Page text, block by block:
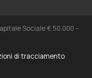
Sociale € 50.000 -
di tracciamento